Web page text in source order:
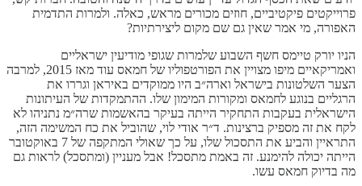
פרוייקטים פיקטיביים, חוזים מכורים מראש, כאלה. ולמרות התדמית
האפורה, מי אמר שאין גם שם מקום ליצירתיות?
הניו יורק טיימס חשף השבוע שלמרות שגופי מודיעין ישראליים
ואמריקאיים מיפו מצויין את הפורטפוליו של חמאס עוד מאז 2015, למרבה
הצער השלטונות בישראל וארה״ב היו ממוקדים באיראן וגררו את
הרגליים בנוגע לחמאס ומקורות המימון שלו. ההתמקדות של העיתונות
הישראלית בעקבות התחקיר הייתה בעיקר בהאשמות שרה״מ נתניהו לא
לקח את זה מספיק ברצינות. ד״ר אודי לוי, שהוביל את כח המשימה הזה,
התראיין והביע את התסכול שלו, על כך שאולי המתקפה של 7 באוקטובר
הייתה יכולה להימנע. זה באמת מתסכל! אבל מעניין (ומתסכל) לראות גם
מה בדיוק חמאס עשו.